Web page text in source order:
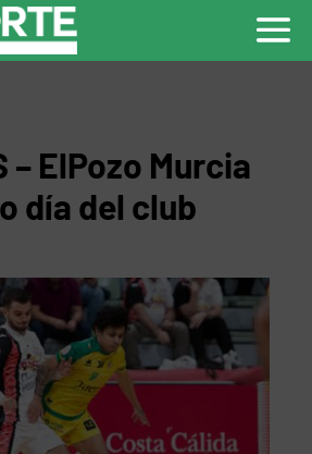
– ElPozo Murcia
día del club